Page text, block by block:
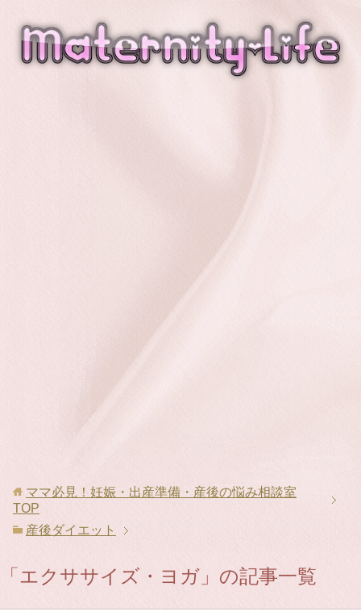
ママ必見！妊娠・出産準備・産後の悩み相談室
TOP
産後ダイエット
「エクササイズ・ヨガ」の記事一覧